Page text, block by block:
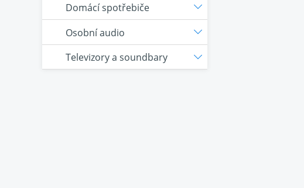
Domácí spotřebiče
Osobní audio
Televizory a soundbary